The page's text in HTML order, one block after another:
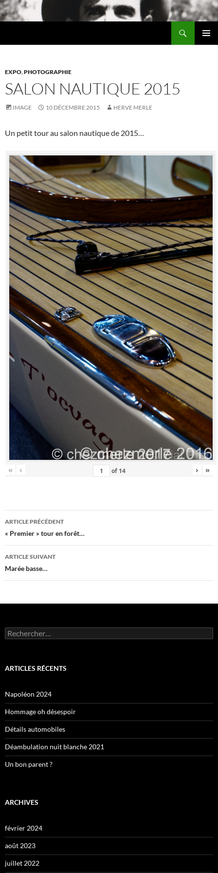
Aller
au
EXPO,PHOTOGRAPHIE
SALON NAUTIQUE 2015
IMAGE 10 DÉCEMBRE 2015 HERVE MERLE
Un petit tour au salon nautique de 2015…
« ‹ of 14 › »
Navigation
des
articles
ARTICLE PRÉCÉDENT
« Premier » tour en forêt…
ARTICLE SUIVANT
Marée basse…
Rechercher :
ARTICLES RÉCENTS
Napoléon 2024
Hommage oh désespoir
Détails automobiles
Déambulation nuit blanche 2021
Un bon parent ?
ARCHIVES
février 2024
août 2023
juillet 2022